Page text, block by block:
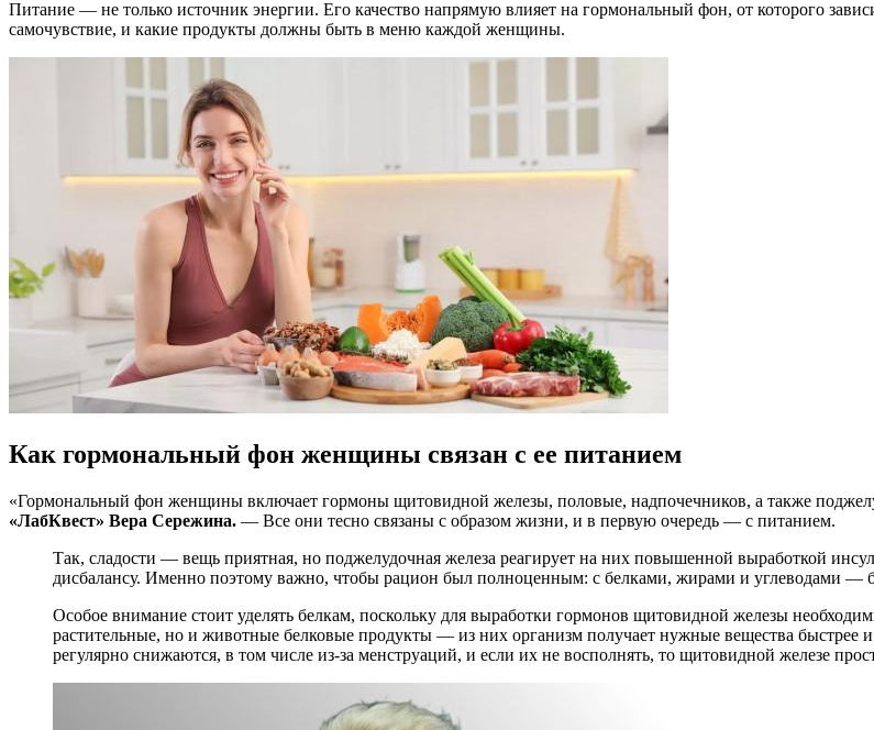
Питание — не только источник энергии. Его качество напрямую влияет на гормональный фон, от которого
самочувствие, и какие продукты должны быть в меню каждой женщины.
Как гормональный фон женщины связан с ее питанием
«Гормональный фон женщины включает гормоны щитовидной железы, половые, надпочечников, а также
«ЛабКвест» Вера Сережина. — Все они тесно связаны с образом жизни, и в первую очередь — с питанием.
Так, сладости — вещь приятная, но поджелудочная железа реагирует на них повышенной выработкой
дисбалансу. Именно поэтому важно, чтобы рацион был полноценным: с белками, жирами и углеводами —
Особое внимание стоит уделять белкам, поскольку для выработки гормонов щитовидной железы
растительные, но и животные белковые продукты — из них организм получает нужные вещества быстрее
регулярно снижаются, в том числе из-за менструаций, и если их не восполнять, то щитовидной железе